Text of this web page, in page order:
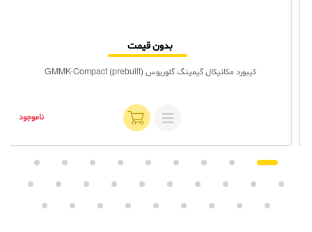
بدون قیمت
کیبورد مکانیکال گیمینگ گلوریوس GMMK-Compact (prebuilt)
ناموجود